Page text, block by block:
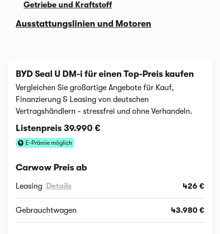
Getriebe und Kraftstoff
Ausstattungslinien und Motoren
BYD Seal U DM-i für einen Top-Preis kaufen
Vergleichen Sie großartige Angebote für Kauf,
Finanzierung & Leasing von deutschen
Vertragshändlern - stressfrei und ohne Verhandeln.
Listenpreis 39.990 €
E-Prämie möglich
Carwow Preis ab
Leasing Details 426 €
Gebrauchtwagen 43.980 €